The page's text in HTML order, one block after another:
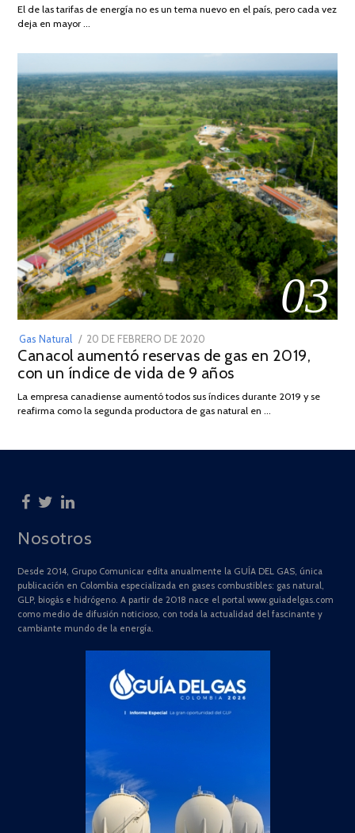
El de las tarifas de energía no es un tema nuevo en el país, pero cada vez
deja en mayor …
03
Gas Natural
POSTED
ON
20 DE FEBRERO DE 2020
DE
JULIO
2025
Canacol aumentó reservas de gas en 2019,
con un índice de vida de 9 años
La empresa canadiense aumentó todos sus índices durante 2019 y se
reafirma como la segunda productora de gas natural en …
Nosotros
Desde 2014, Grupo Comunicar edita anualmente la GUÍA DEL GAS, única
publicación en Colombia especializada en gases combustibles: gas natural,
GLP, biogás e hidrógeno. A partir de 2018 nace el portal www.guiadelgas.com
como medio de difusión noticioso, con toda la actualidad del fascinante y
cambiante mundo de la energía.